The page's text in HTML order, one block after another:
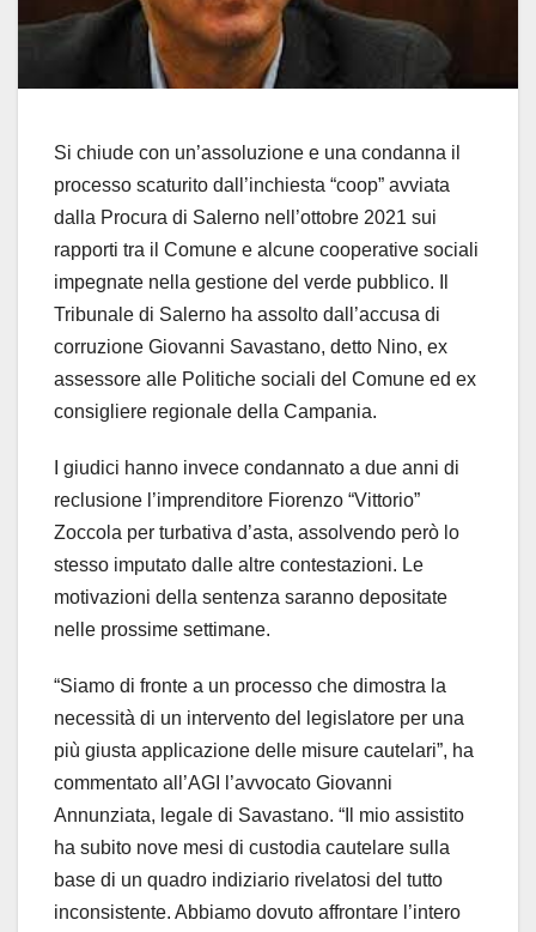
Si chiude con un’assoluzione e una condanna il
processo scaturito dall’inchiesta “coop” avviata
dalla Procura di Salerno nell’ottobre 2021 sui
rapporti tra il Comune e alcune cooperative sociali
impegnate nella gestione del verde pubblico. Il
Tribunale di Salerno ha assolto dall’accusa di
corruzione Giovanni Savastano, detto Nino, ex
assessore alle Politiche sociali del Comune ed ex
consigliere regionale della Campania.
I giudici hanno invece condannato a due anni di
reclusione l’imprenditore Fiorenzo “Vittorio”
Zoccola per turbativa d’asta, assolvendo però lo
stesso imputato dalle altre contestazioni. Le
motivazioni della sentenza saranno depositate
nelle prossime settimane.
“Siamo di fronte a un processo che dimostra la
necessità di un intervento del legislatore per una
più giusta applicazione delle misure cautelari”, ha
commentato all’AGI l’avvocato Giovanni
Annunziata, legale di Savastano. “Il mio assistito
ha subito nove mesi di custodia cautelare sulla
base di un quadro indiziario rivelatosi del tutto
inconsistente. Abbiamo dovuto affrontare l’intero